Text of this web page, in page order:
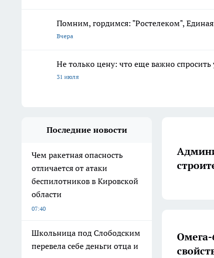
Помним, гордимся: "Ростелеком", Единая
Вчера
Не только цену: что еще важно
31 июля
Последние новости
Чем ракетная опасность
отличается от атаки
беспилотников в Кировской
области
07:40
Школьница под Слободским
перевела себе деньги отца и